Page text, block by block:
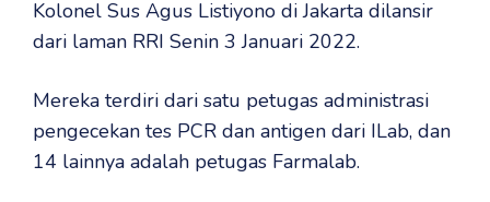
Kolonel Sus Agus Listiyono di Jakarta dilansir
dari laman RRI Senin 3 Januari 2022.
Mereka terdiri dari satu petugas administrasi
pengecekan tes PCR dan antigen dari ILab, dan
14 lainnya adalah petugas Farmalab.